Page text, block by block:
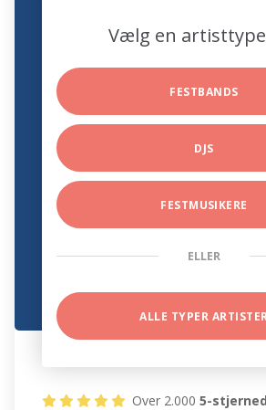
Vælg en
FESTBANDS
DJS
FESTMUSIKERE
ELLER
ALLE TYPER
Over 2.0005-